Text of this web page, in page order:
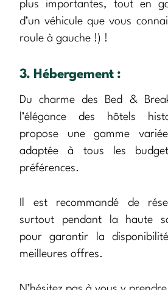
plus importantes, tout en
d’un véhicule que vous
roule à gauche !) !
3. Hébergement :
Du charme des Bed &
l’élégance des hôtels
propose une gamme variée
adaptée à tous les
préférences.
Il est recommandé de
surtout pendant la haute
pour garantir la
meilleures offres.